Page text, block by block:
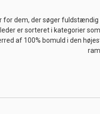
dem, der søger
er sorteret i kategorier som
af 100% bomuld i den